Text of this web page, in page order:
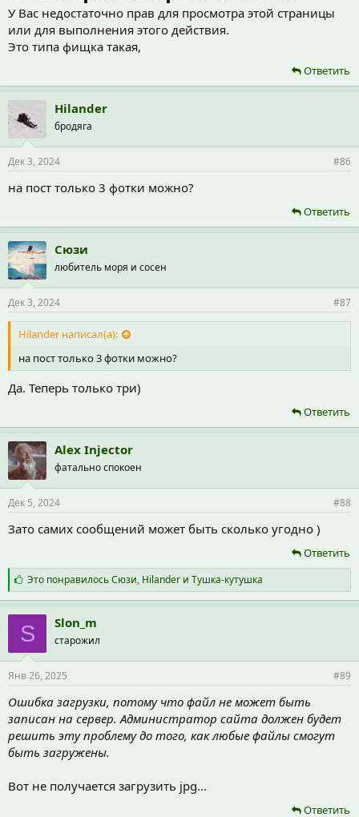
У Вас недостаточно прав для просмотра этой страницы
или для выполнения этого действия.
Это типа фищка такая,
Ответить
Hilander
бродяга
Дек 3, 2024 #86
на пост только 3 фотки можно?
Ответить
Сюзи
любитель моря и сосен
Дек 3, 2024 #87
Hilander написал(а):
на пост только 3 фотки можно?
Да. Теперь только три)
Ответить
Alex Injector
фатально спокоен
Дек 5, 2024 #88
Зато самих сообщений может быть сколько угодно )
Ответить
С
и
м
п
а
т
и
:
Это понравилосьСюзи, Hilanderи Тушка-кутушка
S Slon_m
старожил
Янв 26, 2025 #89
Ошибка загрузки, потому что файл не может быть
записан на сервер. Администратор сайта должен будет
решить эту проблему до того, как любые файлы смогут
быть загружены.
Вот не получается загрузить jpg...
Ответить